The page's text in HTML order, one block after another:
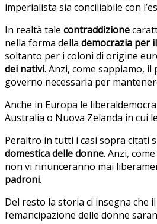
imperialista sia conciliabile con
In realtà tale contraddizione
nella forma della democrazia per
soltanto per i coloni di origine
dei nativi. Anzi, come sappiamo,
governo necessaria per
Anche in Europa le
Australia o Nuova Zelanda in cui
Peraltro in tutti i casi sopra citati
domestica delle donne. Anzi,
non vi rinunceranno mai
padroni.
Del resto la storia ci insegna che
l’emancipazione delle donne